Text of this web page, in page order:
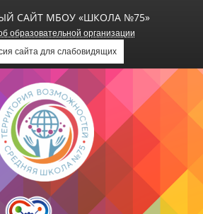
САЙТ МБОУ «ШКОЛА №75»
образовательной организации
сайта для слабовидящих
сайт МБОУ